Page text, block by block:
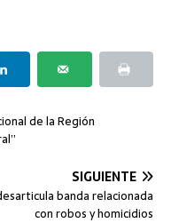
de la Región
SIGUIENTE
banda relacionada
con robos y homicidios